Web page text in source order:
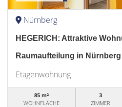
Nürnberg
HEGERICH: Attraktive
Raumaufteilung in Nürnberg
Etagenwohnung
85 m²
WOHNFLÄCHE
3
ZIMMER